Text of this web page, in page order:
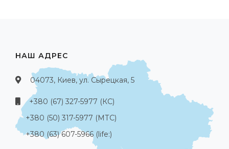
НАШ АДРЕС
04073, Киев, ул. Сырецкая, 5
+380 (67) 327-5977 (КС)
+380 (50) 317-5977 (МТС)
+380 (63) 607-5966 (life:)